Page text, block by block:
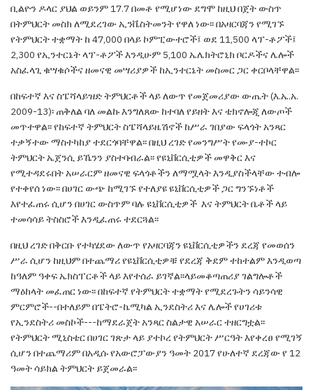
ቢልዮን ዶላር ያህል ወይንም 17.7 በመቶ የሚሆነው ደግሞ ከዚህ በጀት ውስጥ
በትምህርት መስክ ለሚደረገው ኢንቬስትመንት የዋለ ነው፡፡በአዛርባጃን የሚገኙ
የትምህርት ተቋማት ከ 47,000 በላይ ኮምፒውተሮች፤ ወደ 11,500 ላፕ-ቶፖች፤
2,300 የኢንተርኔትላፕ-ቶፖች እንዲሁም 5,100 ኤሌክትሮኒክ ቦርዶችና ሌሎች
አስፈላጊ ቁሣቁሶችና ዘመናዊ መሣሪያዎች ከኢንተርኔትመስመር ጋር ቀርቦላቸዋል፡፡
በከፍተኛ እና ስፔሻላይዝድ ትምህርቶች ላይ ለውጥ የመጀመሪያው ውጤት (እ.ኤ.አ.
2009-13)፡ ጠቅለል ባለ መልኩ እንግለጸው ከተባለ የይዘት እና ቴክኖሎጂ ለውጦች
መጥተዋል፡፡ የከፍተኛ ትምህርት ስፔሻላይዜሽኖች ከሥራ ገበያው ፍላጎት አንጻር
ተቃኝተው ማስተካከያተደርጎባቸዋል፡፡ በዚህ ረገድ የመንግሥት የሙያ-ተኮር
ትምህርት ኤጀንሲ ይኼንን ያስተባብራል፡፡ የዩኒቨርሲቲዎችመዋቅር እና
የሚተዳደሩበት አሠራርም ዘመናዊ ፍላጎቶችንለማሟላት እንዲያስችላቸው ተብሎ
የተቀየሰ ነው፡፡ በሀገር ውጭ ከሚገኙ የተለያዩ ዩኒቨርሲቲዎች ጋር ግንኙነቶች
እየተፈጠሩ ሲሆን በሀገር ውስጥም ባሉ ዩኒቨርሲቲዎች እና ትምህርት ቤቶች ላይ
ተመሳሳይ ትስስሮች እንዲፈጠሩ ተደርጓል፡፡
በዚህ ረገድበቅርቡ የተካሄደው ለውጥ የአዛርባጃንዩኒቨርሲቲዎችን ደረጃ የመወሰን
ሥራ ሲሆን ከዚህምበተጨማሪ የዩኒቨርሲቲዎቹ የደረጃ ቅደም ተከተልምእንዲወጣ
ከዓለም ዓቀፍ ኤክስፐርቶች ላይ እየተሰራ ይገኛል፡፡ላይመቆጣጠሪያ ገልግሎቶች
ማዕከላት መፈጠርነው፡፡ በከፍተኛ የትምህርት ተቋማት የሚደረጉትን ሳይንሳዊ
ምርምሮች--በተለይም በፔትሮ-ኬሚካል ኢንደስትሪ እናሌሎች የሀገሪቱ
የኢንደስትሪ መስኮች---ከማደራጀት አንጻርስልታዊ አሠራር ተዘርግቷል፡፡
የትምህርት ሚኒስቴር በሀገርገጽታ ላይ ያተኮረ የትምህርት ሥርዓት እየቀረፀ የሚገኝ
ሲሆንበተጨማሪም በአዲሱ የአውሮፓውያን ዓመት 2017 የሁለተኛ ደረጃው የ 12
ዓመት ሳይክል ትምህርት ይጀመራል፡፡